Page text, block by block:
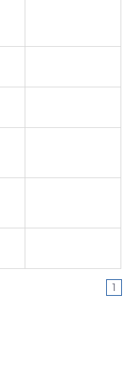
1